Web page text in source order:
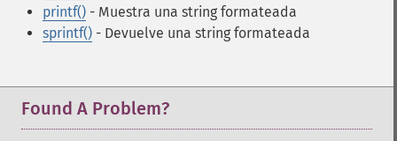
printf() - Muestra una string formateada
sprintf() - Devuelve una string formateada
Found A Problem?